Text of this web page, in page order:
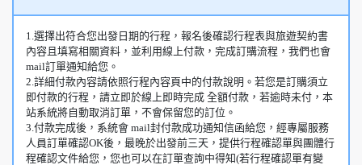
1.選擇出符合您出發日期的行程，報名後確認行程表與旅遊契約書
內容且填寫相關資料，並利用線上付款，完成訂購流程，我們也會
mail訂單通知給您。
2.詳細付款內容請依照行程內容頁中的付款說明。若您是訂購須立
即付款的行程，請立即於線上即時完成 全額付款，若逾時未付，本
站系統將自動取消訂單，不會保留您的訂位。
3.付款完成後，系統會 mail封付款成功通知信函給您，經專屬服務
人員訂單確認OK後，最晚於出發前三天，提供行程確認單與團體行
程確認文件給您，您也可以在訂單查詢中得知(若行程確認單有變